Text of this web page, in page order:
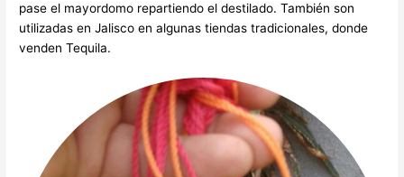
pase el mayordomo repartiendo el destilado. También son
utilizadas en Jalisco en algunas tiendas tradicionales, donde
venden Tequila.